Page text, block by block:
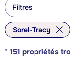
Filtres
Sorel-Tracy
* 151 propriétés